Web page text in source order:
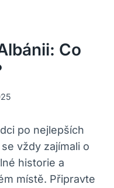
Co
po nejlepších
vždy zajímali o
historie a
místě. Připravte